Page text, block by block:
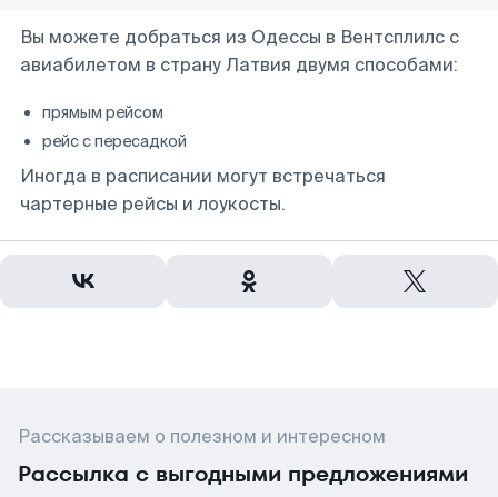
Вы можете добраться из Одессы в Вентсплилс с
авиабилетом в страну Латвия двумя способами:
прямым рейсом
рейс с пересадкой
Иногда в расписании могут встречаться
чартерные рейсы и лоукосты.
Рассказываем о полезном и интересном
Рассылка с выгодными предложениями